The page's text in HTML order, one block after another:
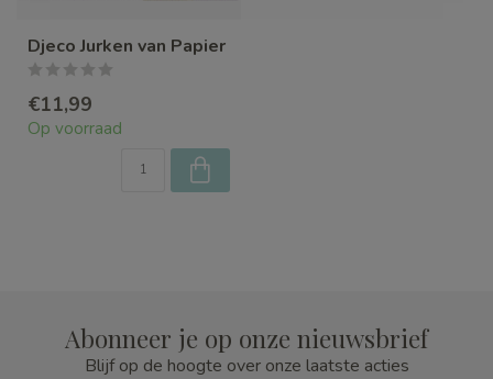
Djeco Jurken van Papier
€11,99
Op voorraad
Abonneer je op onze nieuwsbrief
Blijf op de hoogte over onze laatste acties